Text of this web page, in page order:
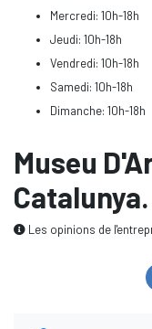
Mercredi: 10h-18h
Jeudi: 10h-18h
Vendredi: 10h-18h
Samedi: 10h-18h
Dimanche: 10h-18h
Museu
Les opinions de